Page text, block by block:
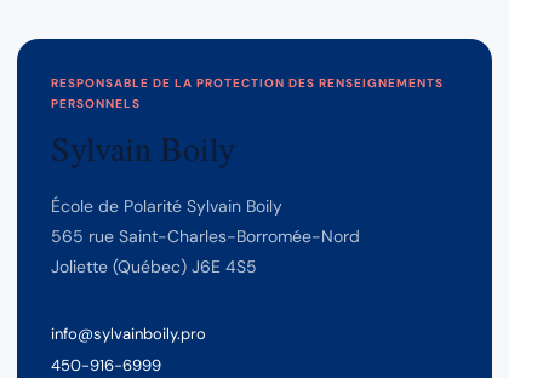
RESPONSABLE DE LA PROTECTION DES RENSEIGNEMENTS
PERSONNELS
Sylvain Boily
École de Polarité Sylvain Boily
565 rue Saint-Charles-Borromée-Nord
Joliette (Québec) J6E 4S5
info@sylvainboily.pro
450-916-6999